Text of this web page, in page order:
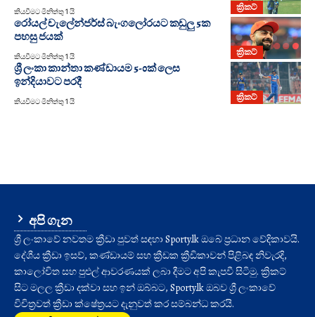
ක්‍රිකට්
කියවීමට මිනිත්තු 1 යි
ක්‍රිකට්
රෝයල් චැලේන්ජර්ස් බැංගලෝරයට කඩුලු 5ක
පහසු ජයක්
කියවීමට මිනිත්තු 1 යි
ක්‍රිකට්
ශ්‍රී ලංකා කාන්තා කණ්ඩායම 5-0ක් ලෙස
ඉන්දියාවට පරදී
කියවීමට මිනිත්තු 1 යි
අපි ගැන
ශ්‍රී ලංකාවේ නවතම ක්‍රීඩා පුවත් සඳහා Sporty.lk ඔබේ ප්‍රධාන වේදිකාවයි.
දේශීය ක්‍රීඩා ඉසව්, කණ්ඩායම් සහ ක්‍රීඩක ක්‍රීඩිකාවන් පිළිබඳ නිවැරදි,
කාලෝචිත සහ පුළුල් ආවරණයක් ලබා දීමට අපි කැපවී සිටිමු. ක්‍රිකට්
සිට මලල ක්‍රීඩා දක්වා සහ ඉන් ඔබ්බට, Sporty.lk ඔබව ශ්‍රී ලංකාවේ
විචිත්‍රවත් ක්‍රීඩා ක්ෂේත්‍රයට දැනුවත් කර සම්බන්ධ කරයි.